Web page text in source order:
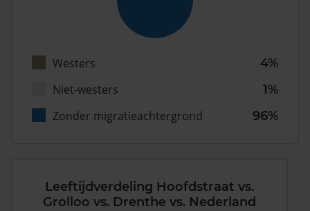
Westers
4%
Niet-westers
1%
Zonder migratieachtergrond
96%
Leeftijdverdeling Hoofdstraat vs.
Grolloo vs. Drenthe vs. Nederland